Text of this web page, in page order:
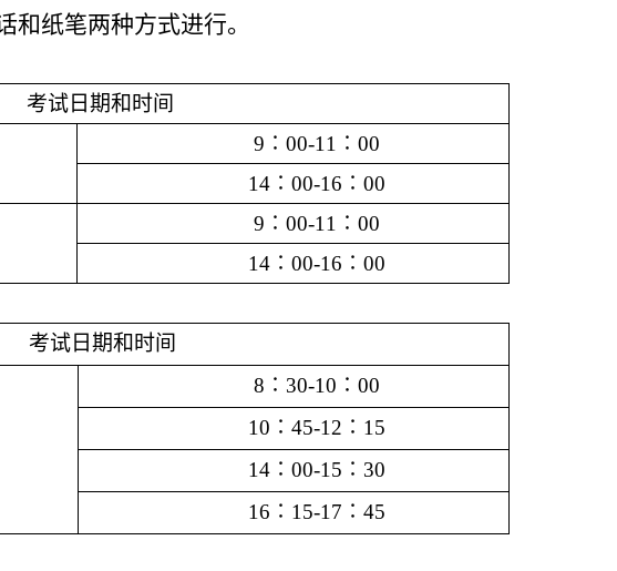
纸笔两种方式进行。
考试日期和时间
9∶00-11∶00
14∶00-16∶00
9∶00-11∶00
14∶00-16∶00
考试日期和时间
8∶30-10∶00
10∶45-12∶15
14∶00-15∶30
16∶15-17∶45